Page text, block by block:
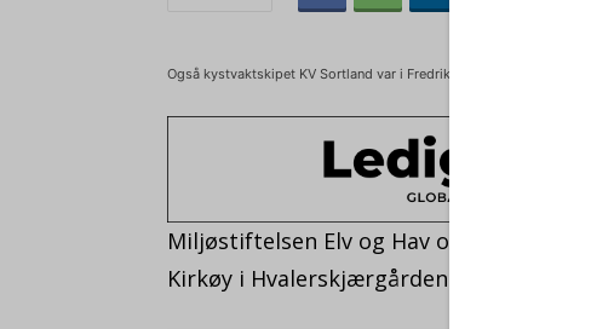
Også kystvaktskipet KV Sortland var i Fredrikstadfjorden for å
Miljøstiftelsen Elv og Hav oppdaget et
Kirkøy i Hvalerskjærgården.